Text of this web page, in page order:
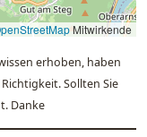
Mitwirkende
erhoben, haben
Sollten Sie
Danke